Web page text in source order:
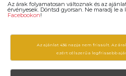
Az árak folyamatosan változnak és az
érvényesek. Döntsd gyorsan. Ne maradj le
Facebookon!
Az ajánlat 436 napja nem frissült. Az
ezért célszerű a legfrissebb